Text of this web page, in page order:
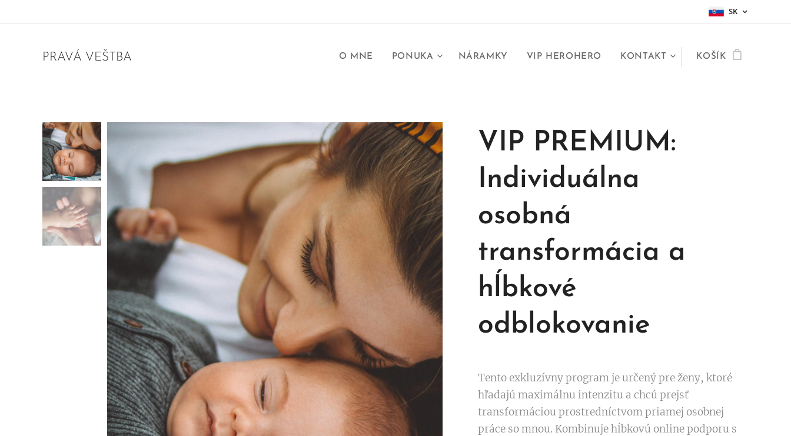
SK
PRAVÁ VEŠTBA O MNE PONUKA NÁRAMKY VIP HEROHERO KONTAKT KOŠÍK
VIP PREMIUM:
Individuálna
osobná
transformácia a
hĺbkové
odblokovanie
Tento exkluzívny program je určený pre ženy, ktoré
hľadajú maximálnu intenzitu a chcú prejsť
transformáciou prostredníctvom priamej osobnej
práce so mnou. Kombinuje hĺbkovú online podporu s